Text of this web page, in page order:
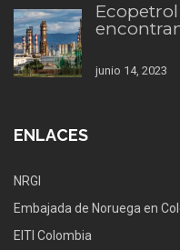
junio 14, 2023
ENLACES
NRGI
Embajada de Noruega en
EITI Colombia